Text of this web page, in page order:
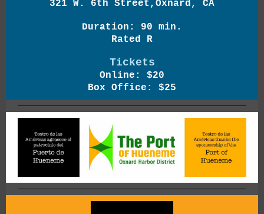
321 W. 6th Street,Oxnard, CA
Duration: 90 min.
Rated R
Tickets
Online: $20
Box Office: $25